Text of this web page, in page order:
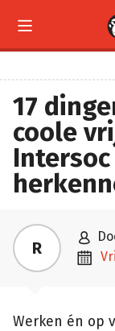

17
coole
R 

Werken én op